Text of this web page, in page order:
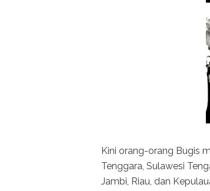
Kini orang-orang Bugis
Tenggara, Sulawesi
Jambi, Riau, dan